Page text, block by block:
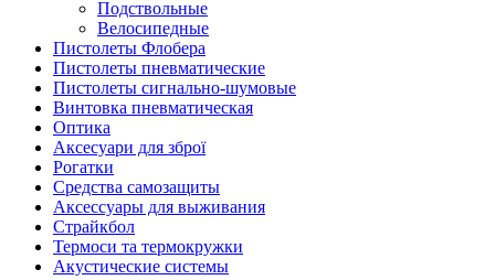
Подствольные
Велосипедные
Пистолеты Флобера
Пистолеты пневматические
Пистолеты сигнально-шумовые
Винтовка пневматическая
Оптика
Аксесуари для зброї
Рогатки
Средства самозащиты
Аксессуары для выживания
Страйкбол
Термоси та термокружки
Акустические системы